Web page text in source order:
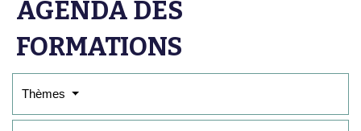
AGENDA DES
FORMATIONS
Thèmes